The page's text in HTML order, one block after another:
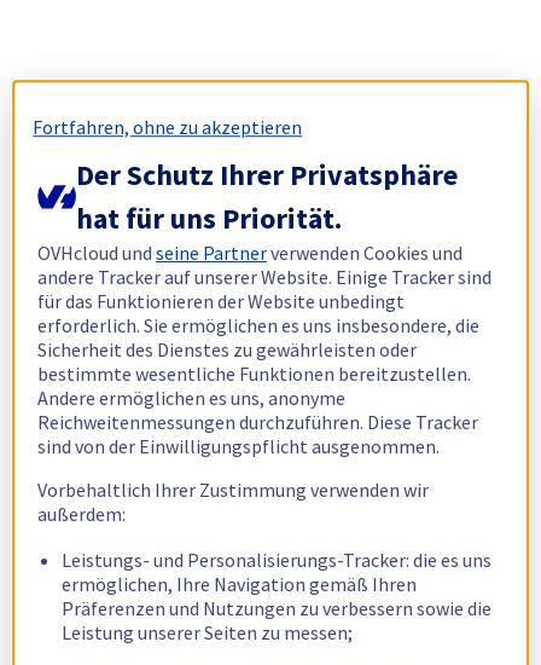
Fortfahren, ohne zu akzeptieren
Der Schutz Ihrer Privatsphäre
hat für uns Priorität.
OVHcloud undseine Partnerverwenden Cookies und
andere Tracker auf unserer Website. Einige Tracker sind
für das Funktionieren der Website unbedingt
erforderlich. Sie ermöglichen es uns insbesondere, die
Sicherheit des Dienstes zu gewährleisten oder
bestimmte wesentliche Funktionen bereitzustellen.
Andere ermöglichen es uns, anonyme
Reichweitenmessungen durchzuführen. Diese Tracker
sind von der Einwilligungspflicht ausgenommen.
Vorbehaltlich Ihrer Zustimmung verwenden wir
außerdem:
Leistungs- und Personalisierungs-Tracker: die es uns
ermöglichen, Ihre Navigation gemäß Ihren
Präferenzen und Nutzungen zu verbessern sowie die
Leistung unserer Seiten zu messen;